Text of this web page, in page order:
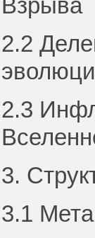
Взрыва
2.2
2.3
3.
3.1